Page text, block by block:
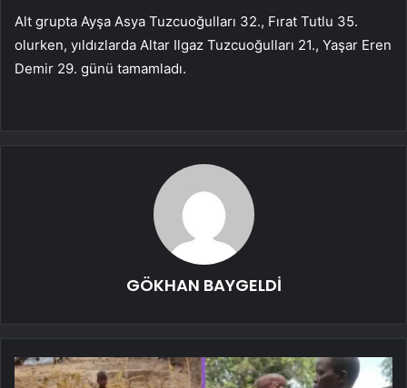
Alt grupta Ayşa Asya Tuzcuoğulları 32., Fırat Tutlu 35.
olurken, yıldızlarda Altar Ilgaz Tuzcuoğulları 21., Yaşar Eren
Demir 29. günü tamamladı.
GÖKHAN BAYGELDİ